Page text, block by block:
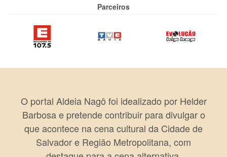
Parceiros
O portal Aldeia Nagô foi idealizado por Helder
Barbosa e pretende contribuir para divulgar o
que acontece na cena cultural da Cidade de
Salvador e Região Metropolitana, com